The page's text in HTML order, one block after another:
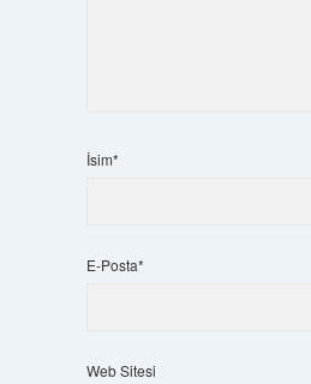
İsim*
E-Posta*
Web Sitesi